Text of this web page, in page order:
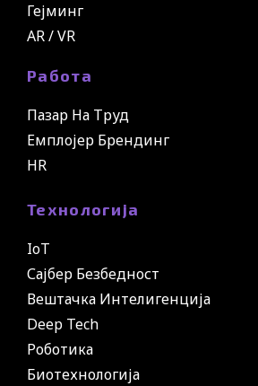
Гејминг
AR / VR
Работа
Пазар На Труд
Емплојер Брендинг
HR
Технологија
IoT
Сајбер Безбедност
Вештачка Интелигенција
Deep Tech
Роботика
Биотехнологија